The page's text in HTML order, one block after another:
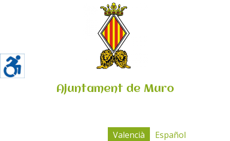
Ajuntament de Muro
Valencià Español